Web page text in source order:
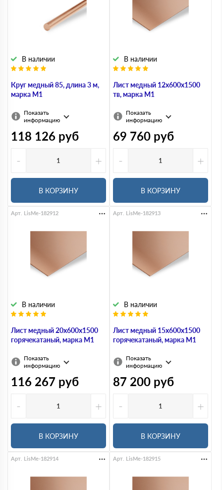
Круг медный 85, длина 3 м,
марка М1
В наличии
Показать
информацию
118 126 руб
-
+
В КОРЗИНУ
Лист медный 12х600х1500
тв, марка М1
В наличии
Показать
информацию
69 760 руб
-
+
В КОРЗИНУ
Лист медный 20х600х1500
горячекатаный, марка М1
В наличии
Арт. LisMe-182912
Показать
информацию
116 267 руб
-
+
В КОРЗИНУ
Лист медный 15х600х1500
горячекатаный, марка М1
В наличии
Арт. LisMe-182913
Показать
информацию
87 200 руб
-
+
В КОРЗИНУ
Арт. LisMe-182914 Арт. LisMe-182915